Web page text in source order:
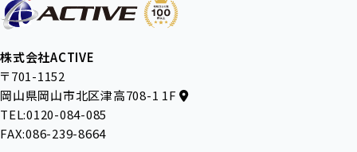
株式会社ACTIVE
〒701-1152
岡山県岡山市北区津高708-1 1F
TEL:0120-084-085
FAX:086-239-8664